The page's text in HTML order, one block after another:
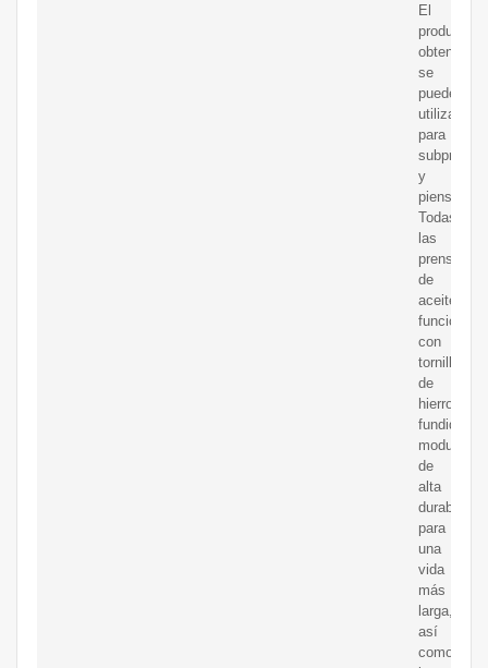
El
producto
obtenido
se
puede
utilizar
para
y
piensos.
Todas
las
prensas
de
aceite
funcionan
con
tornillo
de
hierro
fundido
modular
de
alta
durabilidad
para
una
vida
más
larga,
así
como